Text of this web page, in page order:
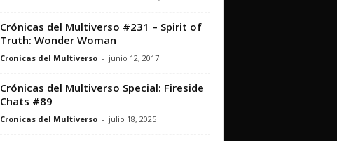
Crónicas del Multiverso #231 – Spirit of
Truth: Wonder Woman
Cronicas del Multiverso - junio 12, 2017
Crónicas del Multiverso Special: Fireside
Chats #89
Cronicas del Multiverso - julio 18, 2025